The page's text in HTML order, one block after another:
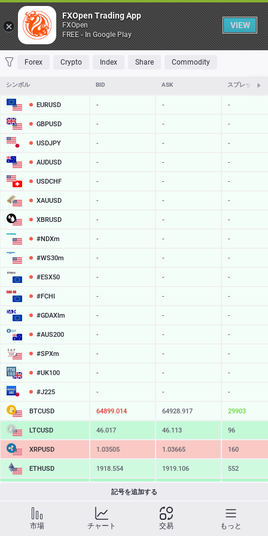
Table
FAVORITES MOST TRADED TOP RISERS TOP FALLERS MOST
Forex Crypto Index Share Commodity
シンボル BID ASK スプレッド
EURUSD - - -
GBPUSD - - -
USDJPY - - -
AUDUSD - - -
USDCHF - - -
XAUUSD - - -
XBRUSD - - -
#NDXm - - -
#WS30m - - -
#ESX50 - - -
#FCHI - - -
#GDAXIm - - -
#AUS200 - - -
#SPXm - - -
#UK100 - - -
#J225 - - -
BTCUSD 64899.014 64928.917 29903
LTCUSD 46.017 46.113 96
XRPUSD 1.03505 1.03665 160
ETHUSD 1918.554 1919.106 552
216.479
SOLUSD 76.37
TSLA - - -
記号を追加する
市場 チャート 交易 もっと
FXOpen Trading App
FXOpen
FREE - In Google Play
VIEW